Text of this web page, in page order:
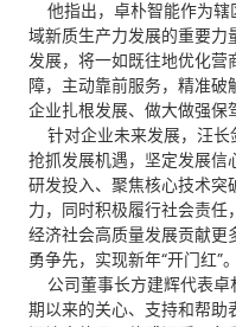
他指出，卓朴智能作为辖
域新质生产力发展的重要
发展，将一如既往地优化
障，主动靠前服务，精准
企业扎根发展、做大做强保
针对企业未来发展，汪长
抢抓发展机遇，坚定发展
研发投入、聚焦核心技术
力，同时积极履行社会责
经济社会高质量发展贡献更
勇争先，实现新年“开门红”。
公司董事长方建辉代表卓
期以来的关心、支持和帮